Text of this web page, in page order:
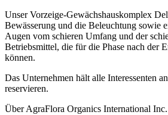
Unser Vorzeige-Gewächshauskomplex
Bewässerung und die Beleuchtung sowie
Augen vom schieren Umfang und der
Betriebsmittel, die für die Phase nach der
können.
Das Unternehmen hält alle Interessenten
reservieren.
Über AgraFlora Organics International Inc.